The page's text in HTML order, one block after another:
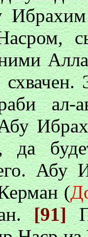
ал-
Абу
(
[91]